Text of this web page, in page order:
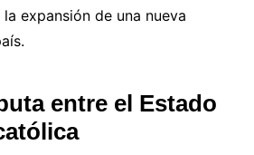
expansión de una nueva
entre el Estado